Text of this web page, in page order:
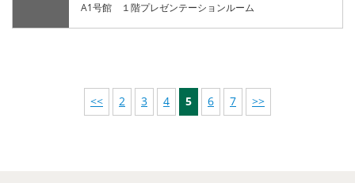
A1号館 １階プレゼンテーションルーム
<< 2 3 4 5 6 7 >>